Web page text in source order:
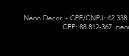
Neon Decor. - CPF/CNPJ:
CEP: 88.812-367